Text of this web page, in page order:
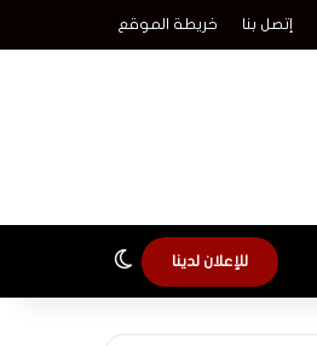
إتصل بنا خريطة الموقع
للإعلان لدينا الوضع المظلم